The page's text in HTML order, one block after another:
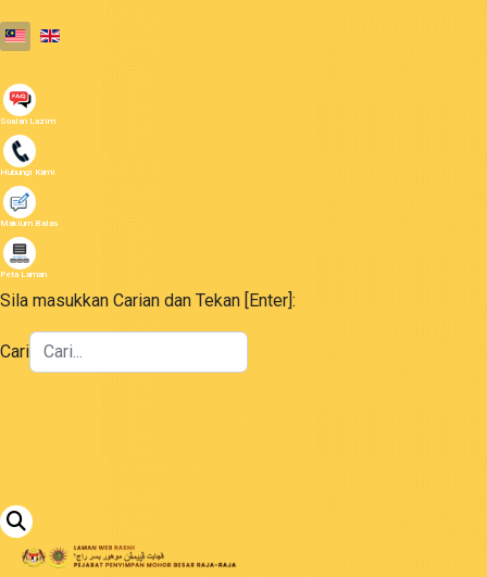
Select your language
Soalan Lazim
Hubungi Kami
Maklum Balas
Peta Laman
Sila masukkan Carian dan Tekan [Enter]:
Cari